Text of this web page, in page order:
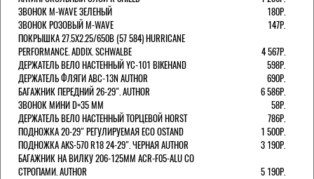
ЗВОНОК M-WAVE ЗЕЛЕНЫЙ
180Р.
ЗВОНОК РОЗОВЫЙ M-WAVE
147Р.
ПОКРЫШКА 27.5X2.25/650B (57 584) HURRICANE
PERFORMANCE. ADDIX. SCHWALBE
4 567Р.
ДЕРЖАТЕЛЬ ВЕЛО НАСТЕННЫЙ YC-101 BIKEHAND
598Р.
ДЕРЖАТЕЛЬ ФЛЯГИ ABC-13N AUTHOR
690Р.
БАГАЖНИК ПЕРЕДНИЙ 26-29". AUTHOR
6 586Р.
ЗВОНОК МИНИ D=35 ММ
58Р.
ДЕРЖАТЕЛЬ ВЕЛО НАСТЕННЫЙ ТОРЦЕВОЙ HORST
786Р.
ПОДНОЖКА 20-29" РЕГУЛИРУЕМАЯ ECO OSTAND
1 500Р.
ПОДНОЖКА AKS-570 R18 24-29". ЧЕРНАЯ AUTHOR
3 190Р.
БАГАЖНИК НА ВИЛКУ 206-125ММ ACR-F05-ALU СО
СТРОПАМИ. AUTHOR
5 190Р.